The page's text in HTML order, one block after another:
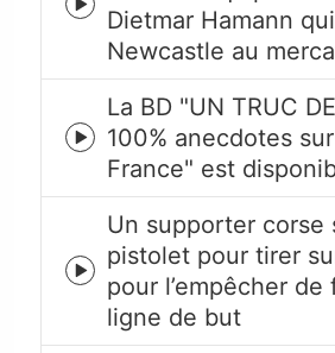
Episode
play
icon
Dietmar Hamann
Newcastle au
Episode
play
icon
La BD "UN TRUC
100% anecdotes
France" est
Episode
play
icon
Un supporter corse
pistolet pour tirer
pour l’empêcher de
ligne de but